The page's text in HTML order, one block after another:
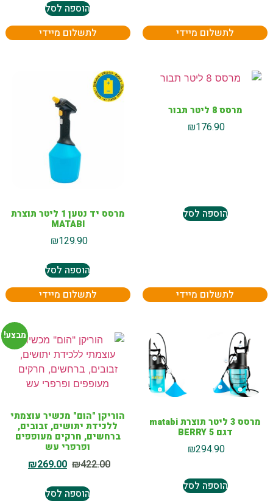
לתשלום מיידי
הוספה לסל
לתשלום מיידי
מרסס 8 ליטר תבור
₪176.90
הוספה לסל
לתשלום מיידי
מרסס יד נטען 1 ליטר תוצרת
MATABI
₪129.90
הוספה לסל
לתשלום מיידי
מרסס 3 ליטר תוצרת matabi
דגם BERRY 5
₪294.90
הוספה לסל
מבצע!
הוריקן "הום" מכשיר עוצמתי
ללכידת יתושים, זבובים,
ברחשים, חרקים מעופפים
ופרפרי עש
₪422.00
₪269.00
הוספה לסל